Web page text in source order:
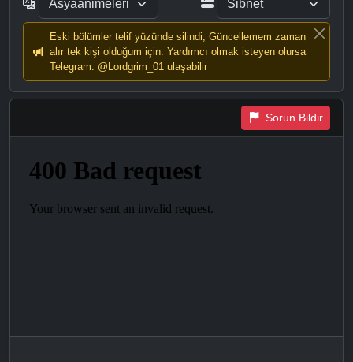
Eski bölümler telif yüzünde silindi, Güncellemem zaman
alır tek kişi olduğum için. Yardımcı olmak isteyen olursa
Telegram: @Lordgrim_01 ulaşabilir
Sorun Bildir